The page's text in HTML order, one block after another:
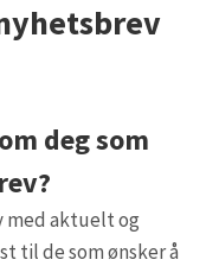
deg som
med aktuelt og
til de som ønsker å